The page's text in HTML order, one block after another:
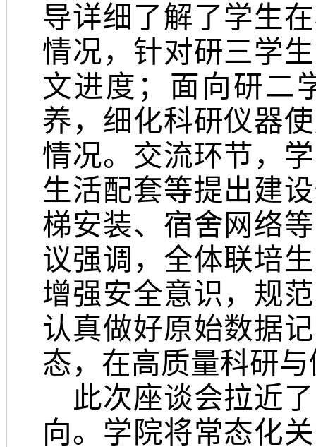
导详细了解了学生
情况，针对研三学
文进度；面向研二
养，细化科研仪器
情况。交流环节，
生活配套等提出建
梯安装、宿舍网络
议强调，全体联培
增强安全意识，规
认真做好原始数据
态，在高质量科研
此次座谈会拉近
向。学院将常态化